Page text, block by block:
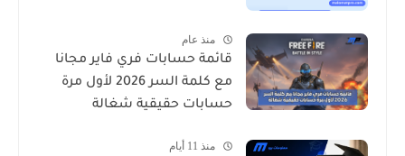
منذ عام
قائمة حسابات فري فاير مجانا
مع كلمة السر 2026 لأول مرة
حسابات حقيقية شغالة
منذ 11 أيام